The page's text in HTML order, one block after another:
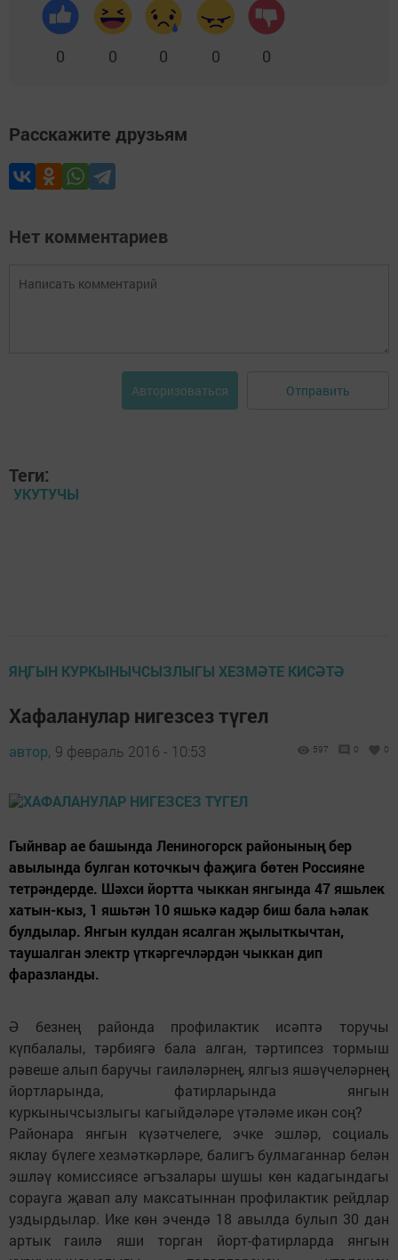
0 0 0 0 0
Расскажите друзьям
Нет комментариев
Авторизоваться Отправить
Теги:
УКУТУЧЫ
ЯҢГЫН КУРКЫНЫЧСЫЗЛЫГЫ ХЕЗМӘТЕ КИСӘТӘ
Хафаланулар нигезсез түгел
автор, 9 февраль 2016 - 10:53 597 0 0
Гыйнвар ае башында Лениногорск районының бер
авылында булган коточкыч фаҗига бөтен Россияне
тетрәндерде. Шәхси йортта чыккан янгында 47 яшьлек
хатын-кыз, 1 яшьтән 10 яшькә кадәр биш бала һәлак
булдылар. Янгын кулдан ясалган җылыткычтан,
таушалган электр үткәргечләрдән чыккан дип
фаразланды.
Ә безнең районда профилактик исәптә торучы
күпбалалы, тәрбиягә бала алган, тәртипсез тормыш
рәвеше алып баручы гаиләләрнең, ялгыз яшәүчеләрнең
йортларында, фатирларында янгын
куркынычсызлыгы кагыйдәләре үтәләме икән соң?
Районара янгын күзәтчелеге, эчке эшләр, социаль
яклау бүлеге хезмәткәрләре, балигъ булмаганнар белән
эшләү комиссиясе әгъзалары шушы көн кадагындагы
сорауга җавап алу максатыннан профилактик рейдлар
уздырдылар. Ике көн эчендә 18 авылда булып 30 дан
артык гаилә яши торган йорт-фатирларда янгын